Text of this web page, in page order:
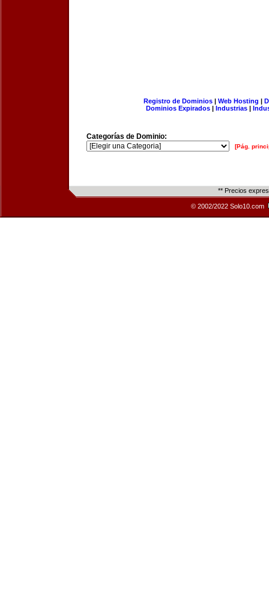
Registro de Dominios| Web Hosting |
Dominios Expirados | Industrias |
Categorías de Dominio:
[Pág.
** Precios
© 2002/2022 Solo10.com